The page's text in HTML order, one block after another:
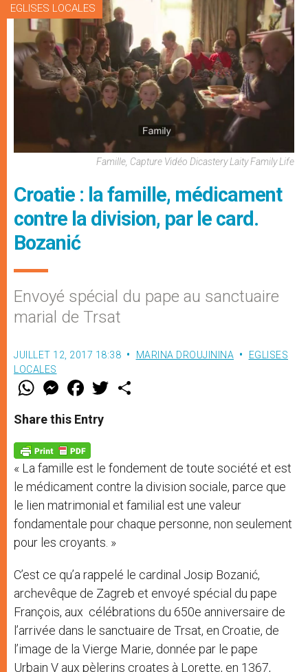
EGLISES LOCALES
Famille, Capture Vidéo Dicastery Laity Family Life
Croatie : la famille, médicament
contre la division, par le card.
Bozanić
Envoyé spécial du pape au sanctuaire
marial de Trsat
JUILLET 12, 2017 18:38 MARINA DROUJININA
EGLISES
LOCALES
W
t
s
p
p
M
e
s
e
g
e
r
F
a
e
b
o
k
w
Share this Entry
« La famille est le fondement de toute société et est
le médicament contre la division sociale, parce que
le lien matrimonial et familial est une valeur
fondamentale pour chaque personne, non seulement
pour les croyants. »
C’est ce qu’a rappelé le cardinal Josip Bozanić,
archevêque de Zagreb et envoyé spécial du pape
François, aux célébrations du 650e anniversaire de
l’arrivée dans le sanctuaire de Trsat, en Croatie, de
l’image de la Vierge Marie, donnée par le pape
Urbain V aux pèlerins croates à Lorette, en 1367,